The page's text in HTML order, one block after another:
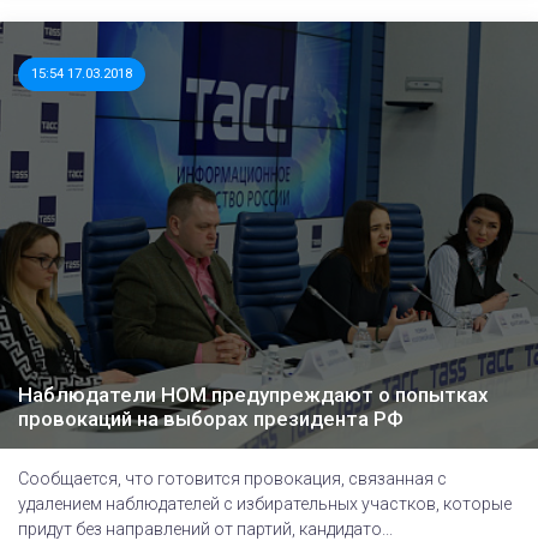
15:54 17.03.2018
Наблюдатели НОМ предупреждают о попытках
провокаций на выборах президента РФ
Сообщается, что готовится провокация, связанная с
удалением наблюдателей с избирательных участков, которые
придут без направлений от партий, кандидато...